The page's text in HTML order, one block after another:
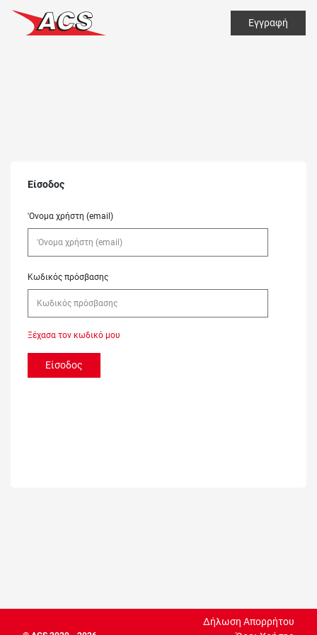
Εγγραφή
Είσοδος
'Ονομα χρήστη (email)
Κωδικός πρόσβασης
Ξέχασα τον κωδικό μου
Είσοδος
Δήλωση Απορρήτου